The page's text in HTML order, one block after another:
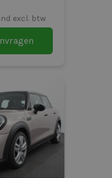
excl. btw